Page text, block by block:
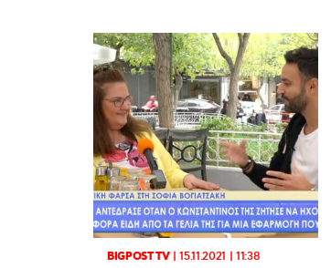
BIGPOST TV|15.11.2021 | 11:38